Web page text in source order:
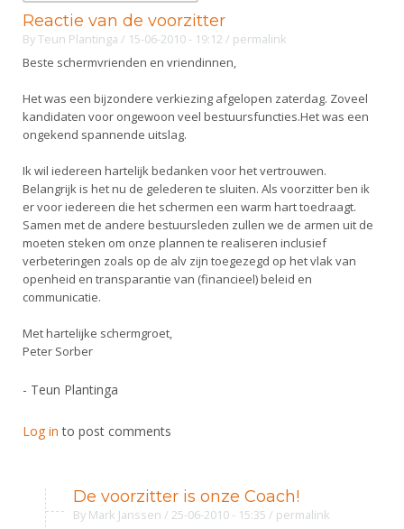
Witte Vlekkenplan
Oprichting Vereniging
Aanvragen van scheidsrechters
Scheidsrechterslijst
Verwerk wedstrijduitslagen
Promotie en logo
Geschiedenis van het schermen
Infotheek
ALV
Touché
Reactie van de voorzitter
ByTeun Plantinga / 15-06-2010 - 19:12 / permalink
Beste schermvrienden en vriendinnen,
Het was een bijzondere verkiezing afgelopen zaterdag. Zoveel
kandidaten voor ongewoon veel bestuursfuncties.Het was een
ongekend spannende uitslag.
Ik wil iedereen hartelijk bedanken voor het vertrouwen.
Belangrijk is het nu de gelederen te sluiten. Als voorzitter ben ik
er voor iedereen die het schermen een warm hart toedraagt.
Samen met de andere bestuursleden zullen we de armen uit de
moeten steken om onze plannen te realiseren inclusief
verbeteringen zoals op de alv zijn toegezegd op het vlak van
openheid en transparantie van (financieel) beleid en
communicatie.
Met hartelijke schermgroet,
Peter Sorber
- Teun Plantinga
Log in to post comments
De voorzitter is onze Coach!
By Mark Janssen / 25-06-2010 - 15:35 / permalink